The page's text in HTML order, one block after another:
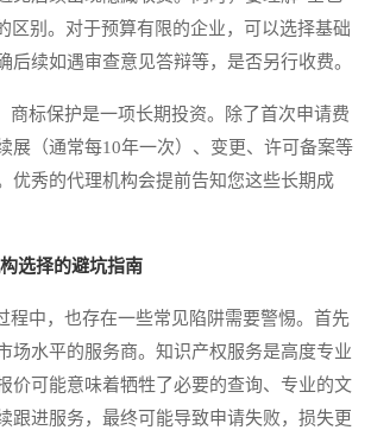
区别。对于预算有限的企业，可以选择基础
后续如遇审查意见答辩等，是否另行收费。
标保护是一项长期投资。除了首次申请费
展（通常每10年一次）、变更、许可备案等
优秀的代理机构会提前告知您这些长期成
选择的避坑指南
中，也存在一些常见陷阱需要警惕。首先
场水平的服务商。知识产权服务是高度专业
价可能意味着牺牲了必要的查询、专业的文
跟进服务，最终可能导致申请失败，损失更